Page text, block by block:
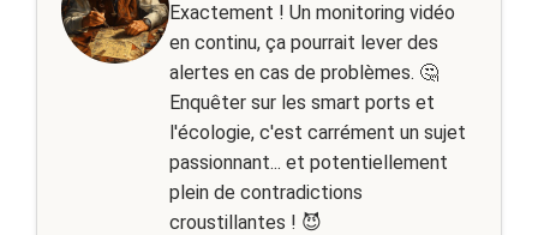
Exactement ! Un monitoring vidéo
en continu, ça pourrait lever des
alertes en cas de problèmes. 🤔
Enquêter sur les smart ports et
l'écologie, c'est carrément un sujet
passionnant... et potentiellement
plein de contradictions
croustillantes ! 😈